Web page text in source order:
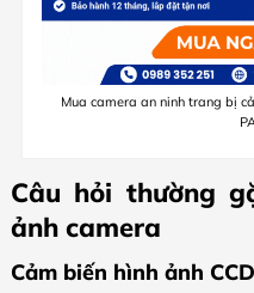
Mua camera an ninh trang bị
Câu hỏi thường
ảnh camera
Cảm biến hình ảnh